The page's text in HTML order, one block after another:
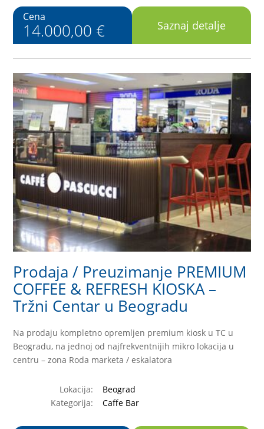
Cena
14.000,00 € Saznaj detalje
Prodaja / Preuzimanje PREMIUM
COFFEE & REFRESH KIOSKA –
Tržni Centar u Beogradu
Na prodaju kompletno opremljen premium kiosk u TC u
Beogradu, na jednoj od najfrekventnijih mikro lokacija u
centru – zona Roda marketa / eskalatora
Lokacija:
Beograd
Kategorija:
Caffe Bar